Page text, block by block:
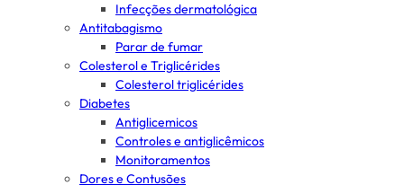
Infecções dermatológica
Antitabagismo
Parar de fumar
Colesterol e Triglicérides
Colesterol triglicérides
Diabetes
Antiglicemicos
Controles e antiglicêmicos
Monitoramentos
Dores e Contusões